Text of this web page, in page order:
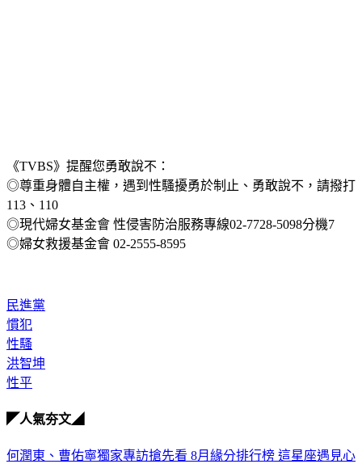
《TVBS》提醒您勇敢說不：
◎尊重身體自主權，遇到性騷擾勇於制止、勇敢說不，請撥打
113、110
◎現代婦女基金會 性侵害防治服務專線02-7728-5098分機7
◎婦女救援基金會 02-2555-8595
民進黨
慣犯
性騷
洪智坤
性平
◤人氣夯文◢
何潤東、曹佑寧獨家專訪搶先看 8月緣分排行榜 這星座遇見心